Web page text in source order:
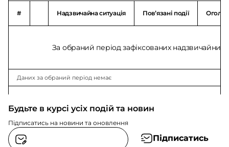
# Надзвичайна ситуація Повʼязані події
За обраний період зафіксованих надзвичайних
Даних за обраний період немає
Будьте в курсі усіх подій та новин
Підписатись на новини та оновлення
Підписатись